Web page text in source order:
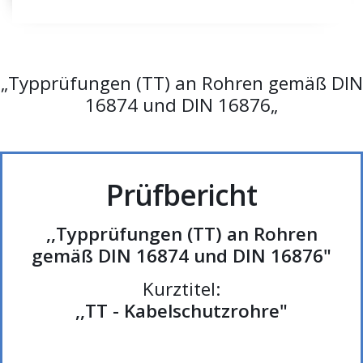
„Typprüfungen (TT) an Rohren gemäß DIN
16874 und DIN 16876„
Prüfbericht
,,Typprüfungen (TT) an Rohren
gemäß DIN 16874 und DIN 16876"
Kurztitel:
,,TT - Kabelschutzrohre"